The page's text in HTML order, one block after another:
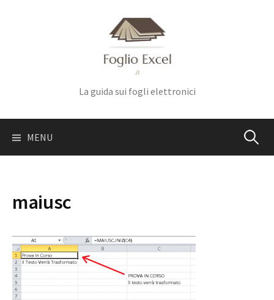
La guida sui fogli elettronici
MENU Ricerca
maiusc